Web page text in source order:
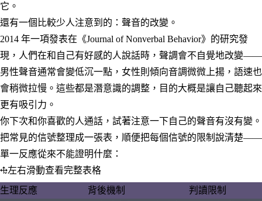
它。
還有一個比較少人注意到的：聲音的改變。
2014 年一項發表在《Journal of Nonverbal Behavior》的研究發
現，人們在和自己有好感的人說話時，聲調會不自覺地改變——
男性聲音通常會變低沉一點，女性則傾向音調微微上揚，語速也
會稍微拉慢。這些都是潛意識的調整，目的大概是讓自己聽起來
更有吸引力。
你下次和你喜歡的人通話，試著注意一下自己的聲音有沒有變。
把常見的信號整理成一張表，順便把每個信號的限制說清楚——
單一反應從來不能證明什麼：
左右滑動查看完整表格
生理反應 背後機制 判讀限制